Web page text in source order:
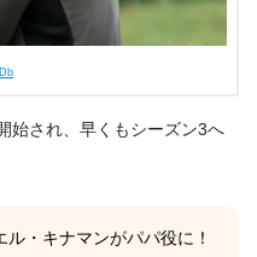
始され、早くもシーズン3へ
ル・キナマンがパパ役に！